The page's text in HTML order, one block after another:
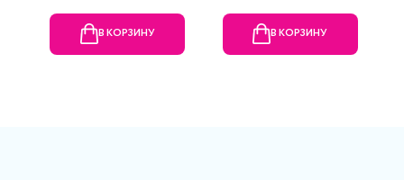
В КОРЗИНУ В КОРЗИНУ